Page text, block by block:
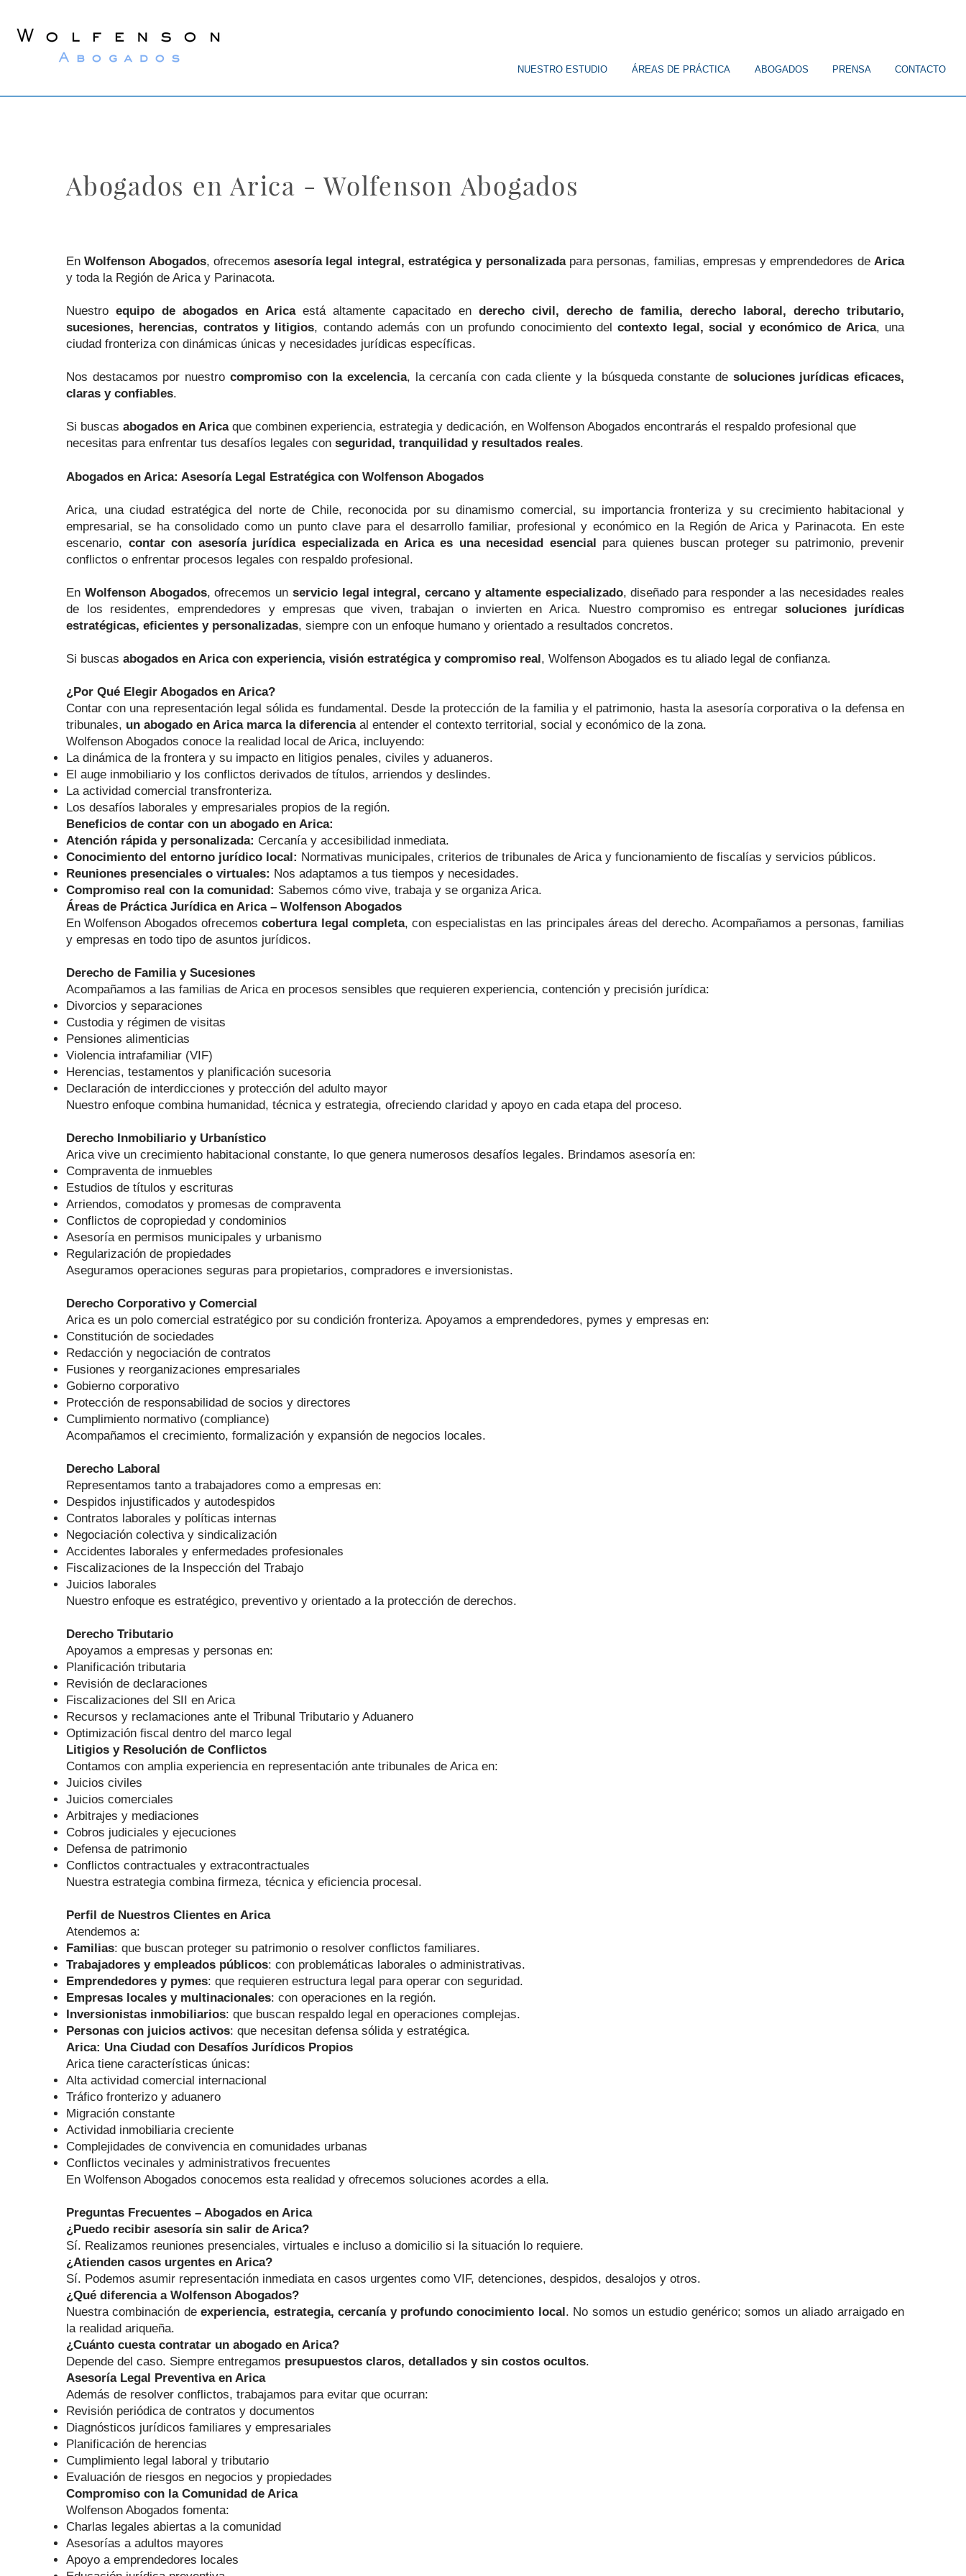
NUESTRO ESTUDIO ÁREAS DE PRÁCTICA ABOGADOS PRENSA CONTACTO
Abogados en Arica - Wolfenson Abogados
EnWolfenson Abogados, ofrecemosasesoría legal integral, estratégica y personalizadapara personas, familias, empresas y emprendedores deArica
y toda la Región de Arica y Parinacota.
Nuestroequipo de abogados en Aricaestá altamente capacitado en derecho civil, derecho de familia, derecho laboral, derecho tributario,
sucesiones, herencias, contratos y litigios, contando además con un profundo conocimiento delcontexto legal, social y económico de Arica, una
ciudad fronteriza con dinámicas únicas y necesidades jurídicas específicas.
Nos destacamos por nuestro compromiso con la excelencia, la cercanía con cada cliente y la búsqueda constante de soluciones jurídicas eficaces,
claras y confiables.
Si buscas abogados en Aricaque combinen experiencia, estrategia y dedicación, en Wolfenson Abogados encontrarás el respaldo profesional que
necesitas para enfrentar tus desafíos legales con seguridad, tranquilidad y resultados reales.
Abogados en Arica: Asesoría Legal Estratégica con Wolfenson Abogados
Arica, una ciudad estratégica del norte de Chile, reconocida por su dinamismo comercial, su importancia fronteriza y su crecimiento habitacional y
empresarial, se ha consolidado como un punto clave para el desarrollo familiar, profesional y económico en la Región de Arica y Parinacota. En este
escenario, contar con asesoría jurídica especializada en Arica es una necesidad esencial para quienes buscan proteger su patrimonio, prevenir
conflictos o enfrentar procesos legales con respaldo profesional.
En Wolfenson Abogados, ofrecemos un servicio legal integral, cercano y altamente especializado, diseñado para responder a las necesidades reales
de los residentes, emprendedores y empresas que viven, trabajan o invierten en Arica. Nuestro compromiso es entregarsoluciones jurídicas
estratégicas, eficientes y personalizadas, siempre con un enfoque humano y orientado a resultados concretos.
Si buscas abogados en Arica con experiencia, visión estratégica y compromiso real, Wolfenson Abogados es tu aliado legal de confianza.
¿Por Qué Elegir Abogados en Arica?
Contar con una representación legal sólida es fundamental. Desde la protección de la familia y el patrimonio, hasta la asesoría corporativa o la defensa en
tribunales, un abogado en Arica marca la diferenciaal entender el contexto territorial, social y económico de la zona.
Wolfenson Abogados conoce la realidad local de Arica, incluyendo:
La dinámica de la frontera y su impacto en litigios penales, civiles y aduaneros.
El auge inmobiliario y los conflictos derivados de títulos, arriendos y deslindes.
La actividad comercial transfronteriza.
Los desafíos laborales y empresariales propios de la región.
Beneficios de contar con un abogado en Arica:
Atención rápida y personalizada: Cercanía y accesibilidad inmediata.
Conocimiento del entorno jurídico local: Normativas municipales, criterios de tribunales de Arica y funcionamiento de fiscalías y servicios públicos.
Reuniones presenciales o virtuales: Nos adaptamos a tus tiempos y necesidades.
Compromiso real con la comunidad: Sabemos cómo vive, trabaja y se organiza Arica.
Áreas de Práctica Jurídica en Arica – Wolfenson Abogados
En Wolfenson Abogados ofrecemoscobertura legal completa, con especialistas en las principales áreas del derecho. Acompañamos a personas, familias
y empresas en todo tipo de asuntos jurídicos.
Derecho de Familia y Sucesiones
Acompañamos a las familias de Arica en procesos sensibles que requieren experiencia, contención y precisión jurídica:
Divorcios y separaciones
Custodia y régimen de visitas
Pensiones alimenticias
Violencia intrafamiliar (VIF)
Herencias, testamentos y planificación sucesoria
Declaración de interdicciones y protección del adulto mayor
Nuestro enfoque combina humanidad, técnica y estrategia, ofreciendo claridad y apoyo en cada etapa del proceso.
Derecho Inmobiliario y Urbanístico
Arica vive un crecimiento habitacional constante, lo que genera numerosos desafíos legales. Brindamos asesoría en:
Compraventa de inmuebles
Estudios de títulos y escrituras
Arriendos, comodatos y promesas de compraventa
Conflictos de copropiedad y condominios
Asesoría en permisos municipales y urbanismo
Regularización de propiedades
Aseguramos operaciones seguras para propietarios, compradores e inversionistas.
Derecho Corporativo y Comercial
Arica es un polo comercial estratégico por su condición fronteriza. Apoyamos a emprendedores, pymes y empresas en:
Constitución de sociedades
Redacción y negociación de contratos
Fusiones y reorganizaciones empresariales
Gobierno corporativo
Protección de responsabilidad de socios y directores
Cumplimiento normativo (compliance)
Acompañamos el crecimiento, formalización y expansión de negocios locales.
Derecho Laboral
Representamos tanto a trabajadores como a empresas en:
Despidos injustificados y autodespidos
Contratos laborales y políticas internas
Negociación colectiva y sindicalización
Accidentes laborales y enfermedades profesionales
Fiscalizaciones de la Inspección del Trabajo
Juicios laborales
Nuestro enfoque es estratégico, preventivo y orientado a la protección de derechos.
Derecho Tributario
Apoyamos a empresas y personas en:
Planificación tributaria
Revisión de declaraciones
Fiscalizaciones del SII en Arica
Recursos y reclamaciones ante el Tribunal Tributario y Aduanero
Optimización fiscal dentro del marco legal
Litigios y Resolución de Conflictos
Contamos con amplia experiencia en representación ante tribunales de Arica en:
Juicios civiles
Juicios comerciales
Arbitrajes y mediaciones
Cobros judiciales y ejecuciones
Defensa de patrimonio
Conflictos contractuales y extracontractuales
Nuestra estrategia combina firmeza, técnica y eficiencia procesal.
Perfil de Nuestros Clientes en Arica
Atendemos a:
Familias: que buscan proteger su patrimonio o resolver conflictos familiares.
Trabajadores y empleados públicos: con problemáticas laborales o administrativas.
Emprendedores y pymes: que requieren estructura legal para operar con seguridad.
Empresas locales y multinacionales: con operaciones en la región.
Inversionistas inmobiliarios: que buscan respaldo legal en operaciones complejas.
Personas con juicios activos: que necesitan defensa sólida y estratégica.
Arica: Una Ciudad con Desafíos Jurídicos Propios
Arica tiene características únicas:
Alta actividad comercial internacional
Tráfico fronterizo y aduanero
Migración constante
Actividad inmobiliaria creciente
Complejidades de convivencia en comunidades urbanas
Conflictos vecinales y administrativos frecuentes
En Wolfenson Abogados conocemos esta realidad y ofrecemos soluciones acordes a ella.
Preguntas Frecuentes – Abogados en Arica
¿Puedo recibir asesoría sin salir de Arica?
Sí. Realizamos reuniones presenciales, virtuales e incluso a domicilio si la situación lo requiere.
¿Atienden casos urgentes en Arica?
Sí. Podemos asumir representación inmediata en casos urgentes como VIF, detenciones, despidos, desalojos y otros.
¿Qué diferencia a Wolfenson Abogados?
Nuestra combinación deexperiencia, estrategia, cercanía y profundo conocimiento local. No somos un estudio genérico; somos un aliado arraigado en
la realidad ariqueña.
¿Cuánto cuesta contratar un abogado en Arica?
Depende del caso. Siempre entregamos presupuestos claros, detallados y sin costos ocultos.
Asesoría Legal Preventiva en Arica
Además de resolver conflictos, trabajamos para evitar que ocurran:
Revisión periódica de contratos y documentos
Diagnósticos jurídicos familiares y empresariales
Planificación de herencias
Cumplimiento legal laboral y tributario
Evaluación de riesgos en negocios y propiedades
Compromiso con la Comunidad de Arica
Wolfenson Abogados fomenta:
Charlas legales abiertas a la comunidad
Asesorías a adultos mayores
Apoyo a emprendedores locales
Wolfenson